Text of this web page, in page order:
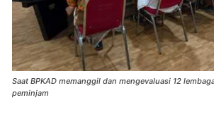
Saat BPKAD memanggil dan mengevaluasi 12
peminjam